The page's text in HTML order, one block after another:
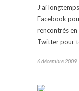
J’ai
Facebook
rencontrés en
Twitter pour
6 décembre 2009